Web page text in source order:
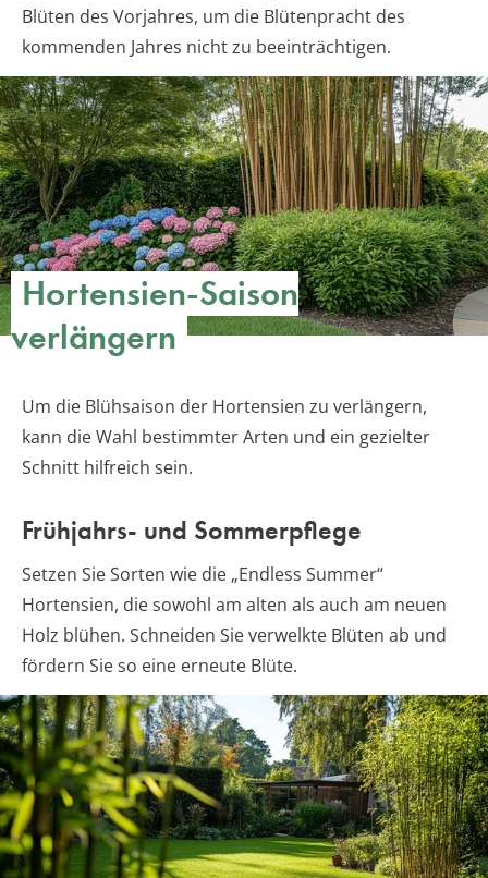
Blüten des Vorjahres, um die Blütenpracht des
kommenden Jahres nicht zu beeinträchtigen.
Hortensien-Saison
verlängern
Um die Blühsaison der Hortensien zu verlängern,
kann die Wahl bestimmter Arten und ein gezielter
Schnitt hilfreich sein.
Frühjahrs- und Sommerpflege
Setzen Sie Sorten wie die „Endless Summer“
Hortensien, die sowohl am alten als auch am neuen
Holz blühen. Schneiden Sie verwelkte Blüten ab und
fördern Sie so eine erneute Blüte.